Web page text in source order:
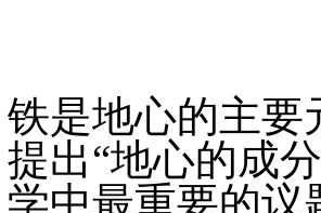
铁是地心的主要
提出“地心的成
学中最重要的议